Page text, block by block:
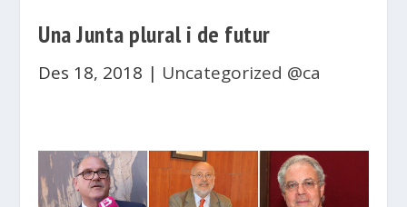
Una Junta plural i de futur
Des 18, 2018 | Uncategorized @ca